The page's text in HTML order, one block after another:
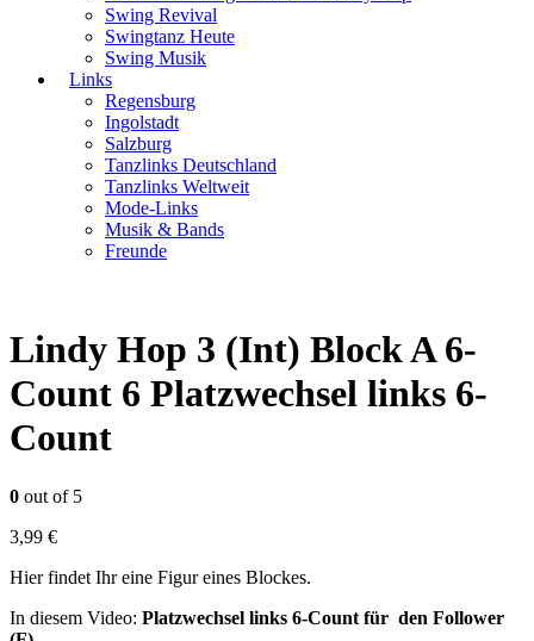
Swing Revival
Swingtanz Heute
Swing Musik
Links
Regensburg
Ingolstadt
Salzburg
Tanzlinks Deutschland
Tanzlinks Weltweit
Mode-Links
Musik & Bands
Freunde
Lindy Hop 3 (Int) Block A 6-
Count 6 Platzwechsel links 6-
Count
0 out of 5
3,99 €
Hier findet Ihr eine Figur eines Blockes.
In diesem Video: Platzwechsel links 6-Count für den Follower